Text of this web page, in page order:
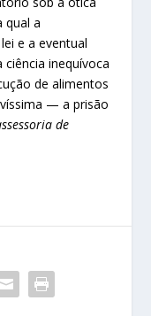
qual a
e a eventual
ciência inequívoca
de alimentos
— a prisão
de